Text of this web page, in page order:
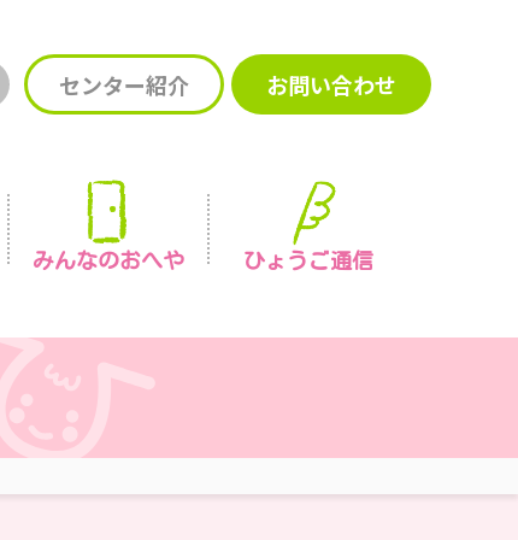
センター紹介 お問い合わせ
みんなのおへや ひょうご通信